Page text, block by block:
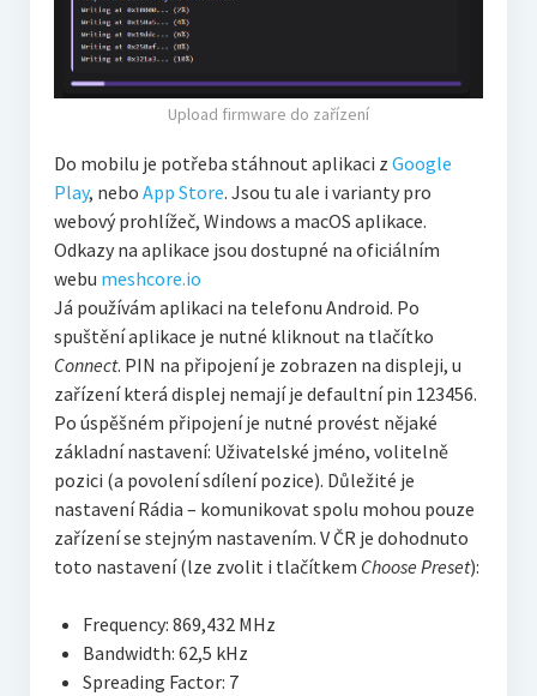
Upload firmware do zařízení
Do mobilu je potřeba stáhnout aplikaci z Google
Play, nebo App Store. Jsou tu ale i varianty pro
webový prohlížeč, Windows a macOS aplikace.
Odkazy na aplikace jsou dostupné na oficiálním
webu meshcore.io
Já používám aplikaci na telefonu Android. Po
spuštění aplikace je nutné kliknout na tlačítko
Connect. PIN na připojení je zobrazen na displeji, u
zařízení která displej nemají je defaultní pin 123456.
Po úspěšném připojení je nutné provést nějaké
základní nastavení: Uživatelské jméno, volitelně
pozici (a povolení sdílení pozice). Důležité je
nastavení Rádia – komunikovat spolu mohou pouze
zařízení se stejným nastavením. V ČR je dohodnuto
toto nastavení (lze zvolit i tlačítkem Choose Preset):
Frequency: 869,432 MHz
Bandwidth: 62,5 kHz
Spreading Factor: 7